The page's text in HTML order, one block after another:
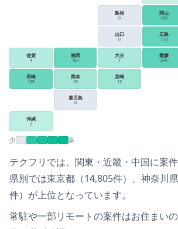
島根
0
岡山
290
山口
0
広島
173
愛媛
244
大分
7
佐賀
4
福岡
151
長崎
125
熊本
10
宮崎
13
鹿児島
0
沖縄
2
少 多
テクフリ では、 関東・近畿・中国に案
県別では東京都（14,805件）、神奈川
件） が上位となっています。
常駐や一部リモートの案件はお住まい